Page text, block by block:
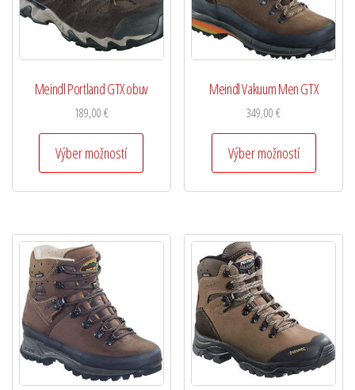
Meindl Portland GTX obuv
189,00€
Výber možností
Meindl Vakuum Men GTX
349,00€
Výber možností